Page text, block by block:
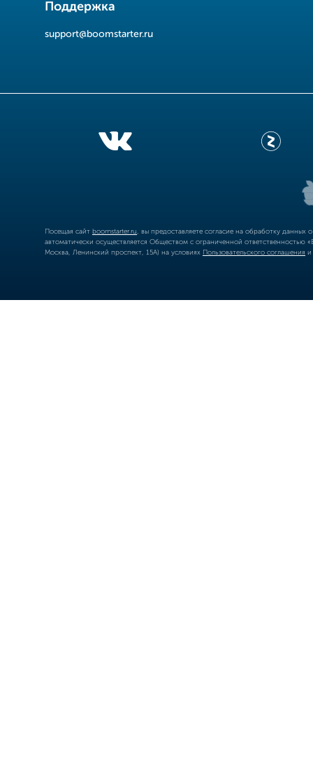
Поддержка
support@boomstarter.ru
Посещая сайт boomstarter.ru , вы предоставляете согласие на обработку
автоматически осуществляется Обществом с ограниченной
Москва, Ленинский проспект, 15А) на условиях Пользовательского соглашения и